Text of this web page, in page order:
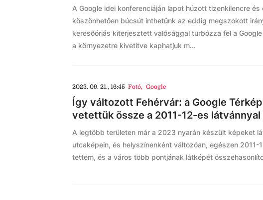
A Google idei konferenciáján lapot húzott tizenkilencre
köszönhetően búcsút inthetünk az eddig megszokott
keresőóriás kiterjesztett valósággal turbózza fel a
a környezetre kivetítve kaphatjuk m...
2023. 09. 21., 16:45 Fotó, Google
Így változott Fehérvár: a Google
vetettük össze a 2011-12-es látvánnyal
A legtöbb területen már a 2023 nyarán készült képeket
utcaképein, és helyszínenként változóan, egészen
tettem, és a város több pontjának látképét